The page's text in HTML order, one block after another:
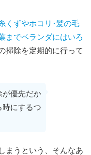
くずやホコリ･髪の毛
までベランダにはいろ
掃除を定期的に行って
が優先だか
時にするつ
まうという、そんなあ